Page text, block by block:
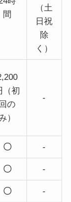
間
（土
日祝
除
く）
（初
回の
）
-
〇 -
〇 -
〇 -